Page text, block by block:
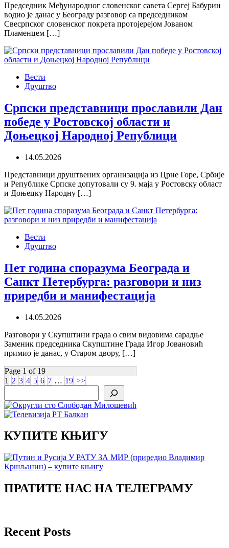
Председник Међународног словенског савета Сергеј Бабурин
водио је данас у Београду разговор са председником
Свесрпског словенског покрета протојерејом Јованом
Пламенцем […]
Вести
Друштво
Српски представници прославили Дан
победе у Ростовској области и
Доњецкој Народној Републици
14.05.2026
Представници друштвених организација из Црне Горе, Србије
и Републике Српске допутовали су 9. маја у Ростовску област
и Доњецку Народну […]
Вести
Друштво
Пет година споразума Београда и
Санкт Петербурга: разговори и низ
приредби и манифестација
14.05.2026
Разговори у Скупштини града о свим видовима сарадње
Заменик председника Скупштине Града Игор Јовановић
примио је данас, у Старом двору, […]
Page 1 of 19
1 2 3 4 5 6 7 … 19 >>
КУПИТЕ КЊИГУ
ПРАТИТЕ НАС НА ТЕЛЕГРАМУ
Recent Posts